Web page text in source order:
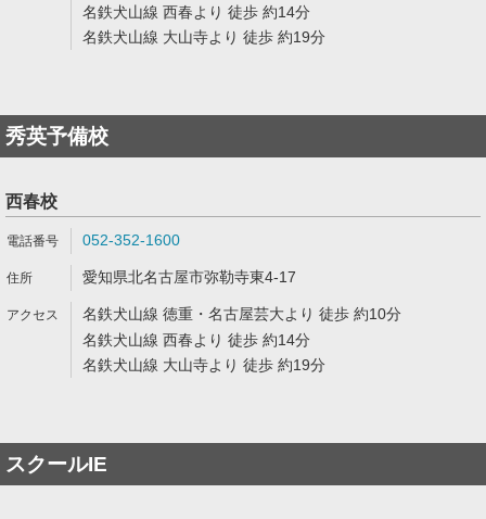
名鉄犬山線 西春より 徒歩 約14分
名鉄犬山線 大山寺より 徒歩 約19分
秀英予備校
西春校
052-352-1600
愛知県北名古屋市弥勒寺東4-17
名鉄犬山線 徳重・名古屋芸大より 徒歩 約10分
名鉄犬山線 西春より 徒歩 約14分
名鉄犬山線 大山寺より 徒歩 約19分
スクールIE